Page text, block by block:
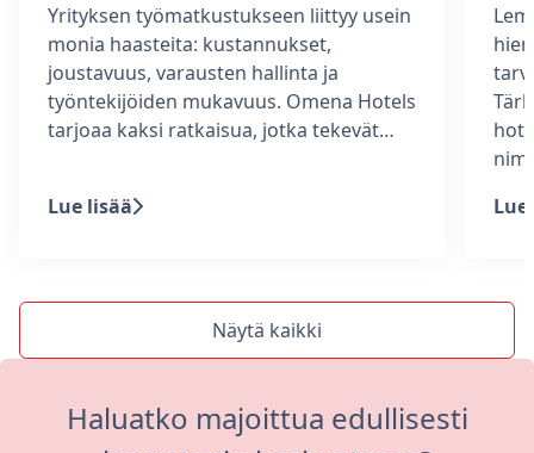
Yrityksen työmatkustukseen liittyy usein
monia haasteita: kustannukset,
joustavuus, varausten hallinta ja
työntekijöiden mukavuus. Omena Hotels
tarjoaa kaksi ratkaisua, jotka tekevät…
Lue lisää
Näytä kaikki
Haluatko majoittua edullisesti